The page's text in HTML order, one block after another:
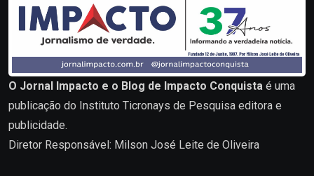
O Jornal Impacto e o Blog de Impacto Conquista é uma
publicação do Instituto Ticronays de Pesquisa editora e
publicidade.
Diretor Responsável: Milson José Leite de Oliveira